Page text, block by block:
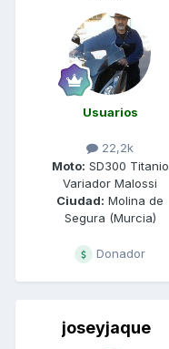
Usuarios
22,2k
Moto: SD300 Titanio
Variador Malossi
Ciudad: Molina de
Segura (Murcia)
Donador
joseyjaque